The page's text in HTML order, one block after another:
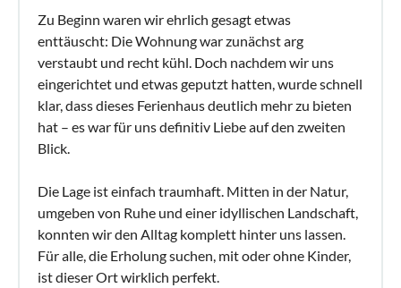
Zu Beginn waren wir ehrlich gesagt etwas
enttäuscht: Die Wohnung war zunächst arg
verstaubt und recht kühl. Doch nachdem wir uns
eingerichtet und etwas geputzt hatten, wurde schnell
klar, dass dieses Ferienhaus deutlich mehr zu bieten
hat – es war für uns definitiv Liebe auf den zweiten
Blick.
Die Lage ist einfach traumhaft. Mitten in der Natur,
umgeben von Ruhe und einer idyllischen Landschaft,
konnten wir den Alltag komplett hinter uns lassen.
Für alle, die Erholung suchen, mit oder ohne Kinder,
ist dieser Ort wirklich perfekt.